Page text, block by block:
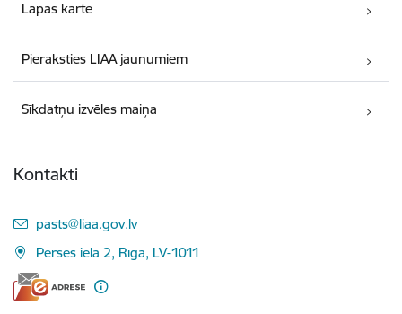
Lapas karte
Pieraksties LIAA jaunumiem
Sīkdatņu izvēles maiņa
Kontakti
E-pasts:
pasts@liaa.gov.lv
Pērses iela 2, Rīga, LV-1011